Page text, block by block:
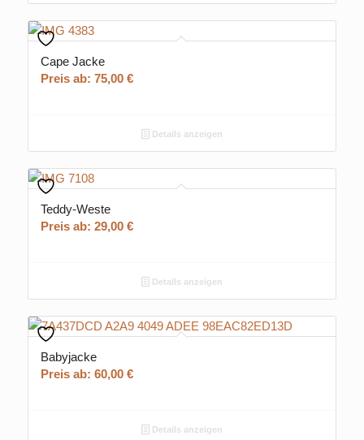
Cape Jacke
Preis ab: 75,00 €
Details anzeigen
Teddy-Weste
Preis ab: 29,00 €
Details anzeigen
Babyjacke
Preis ab: 60,00 €
Details anzeigen